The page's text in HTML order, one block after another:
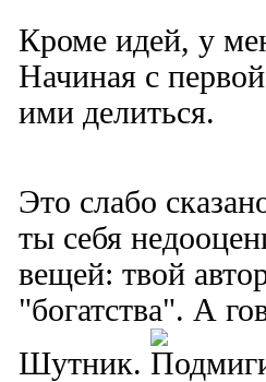
Кроме идей, у
Начиная с
ими делиться.
Это слабо
ты себя
вещей: твой
"богатства". А
Шутник.